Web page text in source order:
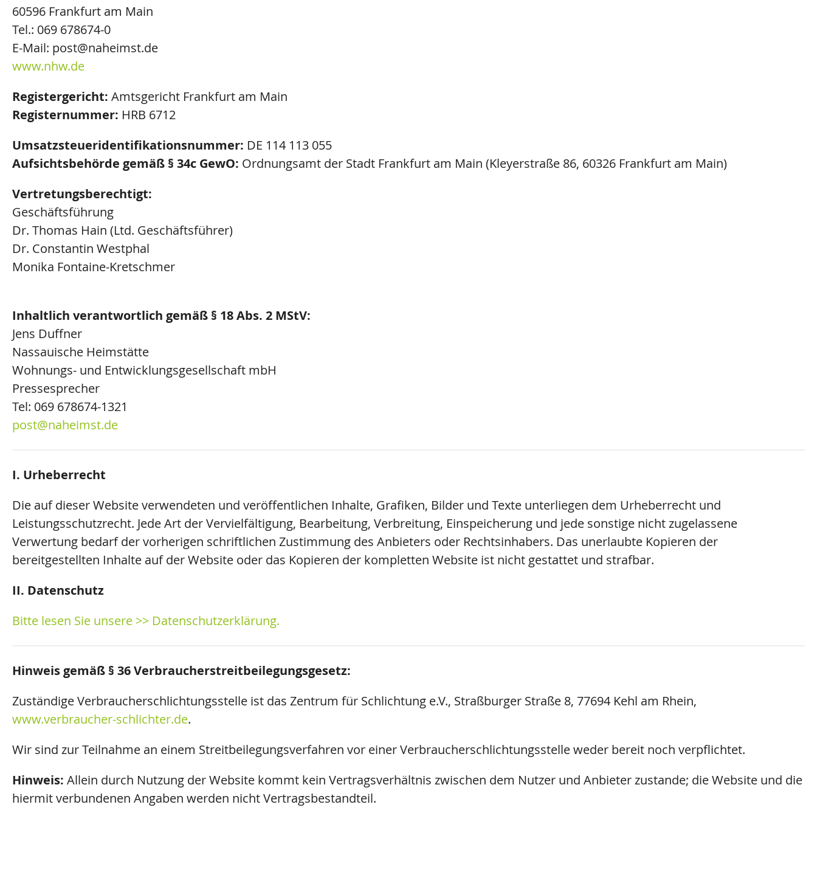
60596 Frankfurt am Main
Tel.: 069 678674-0
E-Mail: post@naheimst.de
www.nhw.de
Registergericht: Amtsgericht Frankfurt am Main
Registernummer: HRB 6712
Umsatzsteueridentifikationsnummer: DE 114 113 055
Aufsichtsbehörde gemäß § 34c GewO: Ordnungsamt der Stadt Frankfurt am Main (Kleyerstraße 86, 60326 Frankfurt am Main)
Vertretungsberechtigt:
Geschäftsführung
Dr. Thomas Hain (Ltd. Geschäftsführer)
Dr. Constantin Westphal
Monika Fontaine-Kretschmer
Inhaltlich verantwortlich gemäß § 18 Abs. 2 MStV:
Jens Duffner
Nassauische Heimstätte
Wohnungs- und Entwicklungsgesellschaft mbH
Pressesprecher
Tel: 069 678674-1321
post@naheimst.de
I. Urheberrecht
Die auf dieser Website verwendeten und veröffentlichen Inhalte, Grafiken, Bilder und Texte unterliegen dem Urheberrecht und
Leistungsschutzrecht. Jede Art der Vervielfältigung, Bearbeitung, Verbreitung, Einspeicherung und jede sonstige nicht zugelassene
Verwertung bedarf der vorherigen schriftlichen Zustimmung des Anbieters oder Rechtsinhabers. Das unerlaubte Kopieren der
bereitgestellten Inhalte auf der Website oder das Kopieren der kompletten Website ist nicht gestattet und strafbar.
II. Datenschutz
Bitte lesen Sie unsere >> Datenschutzerklärung.
Hinweis gemäß § 36 Verbraucherstreitbeilegungsgesetz:
Zuständige Verbraucherschlichtungsstelle ist das Zentrum für Schlichtung e.V., Straßburger Straße 8, 77694 Kehl am Rhein,
www.verbraucher-schlichter.de.
Wir sind zur Teilnahme an einem Streitbeilegungsverfahren vor einer Verbraucherschlichtungsstelle weder bereit noch verpflichtet.
Hinweis: Allein durch Nutzung der Website kommt kein Vertragsverhältnis zwischen dem Nutzer und Anbieter zustande; die Website und die
hiermit verbundenen Angaben werden nicht Vertragsbestandteil.